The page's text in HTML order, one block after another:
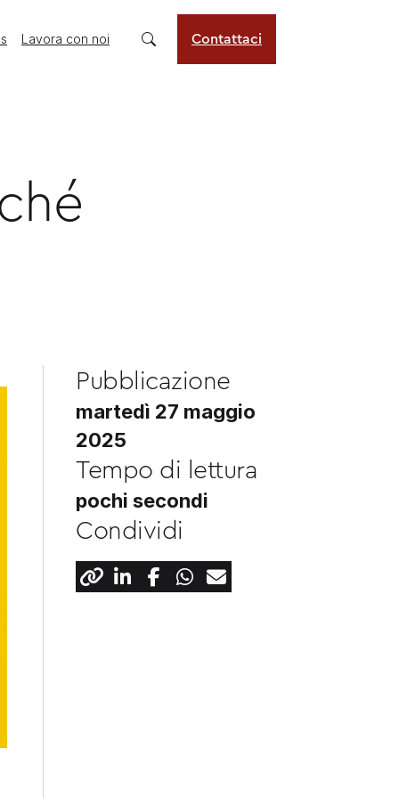
Lavora con noi Contattaci
Pubblicazione
martedì 27 maggio
2025
Tempo di lettura
pochi secondi
Condividi